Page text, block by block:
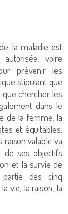
la maladie est
voire
prévenir les
stipulant que
chercher les
dans le
de la femme, la
et équitables.
raison valable va
ses objectifs
et la survie de
des cinq
vie, la raison, la